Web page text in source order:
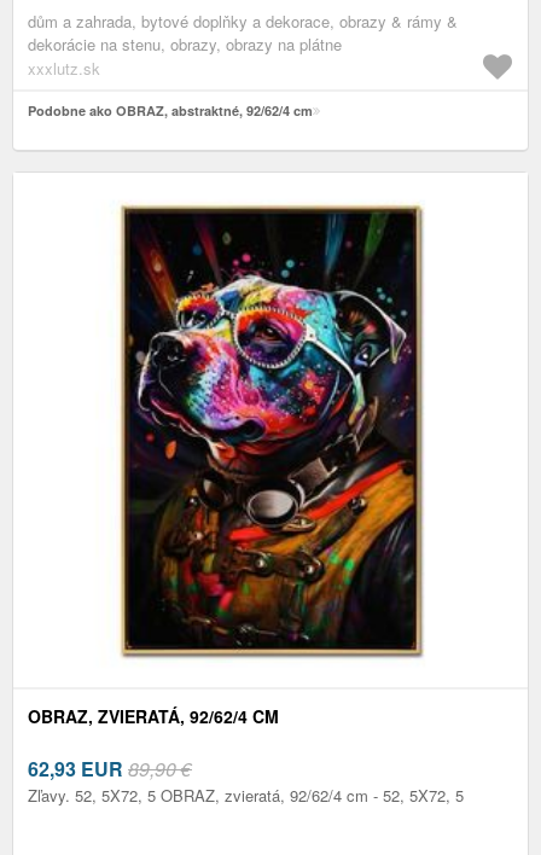
dům a zahrada, bytové doplňky a dekorace, obrazy & rámy &
dekorácie na stenu, obrazy, obrazy na plátne
xxxlutz.sk
Podobne ako OBRAZ, abstraktné, 92/62/4 cm
OBRAZ, ZVIERATÁ, 92/62/4 CM
62,93 EUR 89,90 €
Zľavy. 52, 5X72, 5 OBRAZ, zvieratá, 92/62/4 cm - 52, 5X72, 5